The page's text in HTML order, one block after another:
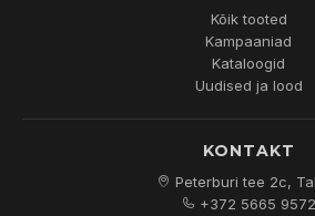
Kõik tooted
Kampaaniad
Kataloogid
Uudised ja lood
KONTAKT
Peterburi tee 2c,
+372 5665 9572